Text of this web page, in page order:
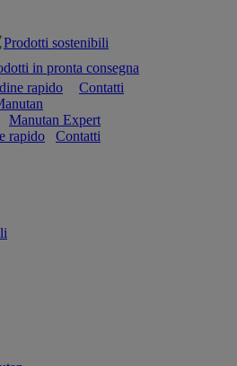
Prodotti sostenibili
in pronta consegna
rapido Contatti
Manutan Expert
rapido
Contatti